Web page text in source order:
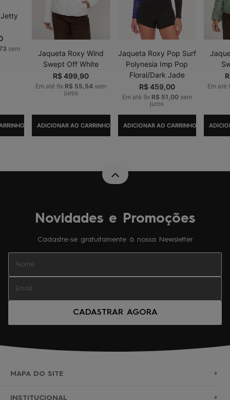
sem
Jaqueta Roxy Wind
Swept Off White
R$499,90
Em até 9x R$ 55 54 sem
juros
ADICIONAR AO CARRINHO
Jaqueta Roxy Pop Surf
Polynesia Imp Pop
Floral/Dark Jade
R$459,00
Em até 9x R$ 51 00sem
juros
ADICIONAR AO CARRINHO
Em até
Novidades e Promoções
Cadastre-se gratuitamente à nossa Newsletter
CADASTRAR AGORA
MAPA DO SITE +
SURF
INSTITUCIONAL +